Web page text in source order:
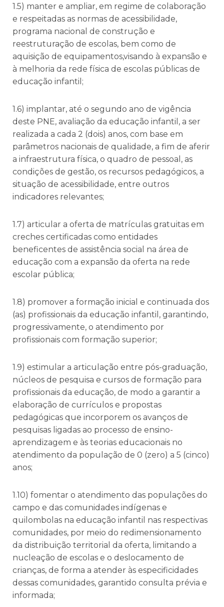
1.5) manter e ampliar, em regime de colaboração
e respeitadas as normas de acessibilidade,
programa nacional de construção e
reestruturação de escolas, bem como de
aquisição de equipamentos,visando à expansão e
à melhoria da rede física de escolas públicas de
educação infantil;
1.6) implantar, até o segundo ano de vigência
deste PNE, avaliação da educação infantil, a ser
realizada a cada 2 (dois) anos, com base em
parâmetros nacionais de qualidade, a fim de aferir
a infraestrutura física, o quadro de pessoal, as
condições de gestão, os recursos pedagógicos, a
situação de acessibilidade, entre outros
indicadores relevantes;
1.7) articular a oferta de matrículas gratuitas em
creches certificadas como entidades
beneficentes de assistência social na área de
educação com a expansão da oferta na rede
escolar pública;
1.8) promover a formação inicial e continuada dos
(as) profissionais da educação infantil, garantindo,
progressivamente, o atendimento por
profissionais com formação superior;
1.9) estimular a articulação entre pós-graduação,
núcleos de pesquisa e cursos de formação para
profissionais da educação, de modo a garantir a
elaboração de currículos e propostas
pedagógicas que incorporem os avanços de
pesquisas ligadas ao processo de ensino-
aprendizagem e às teorias educacionais no
atendimento da população de 0 (zero) a 5 (cinco)
anos;
1.10) fomentar o atendimento das populações do
campo e das comunidades indígenas e
quilombolas na educação infantil nas respectivas
comunidades, por meio do redimensionamento
da distribuição territorial da oferta, limitando a
nucleação de escolas e o deslocamento de
crianças, de forma a atender às especificidades
dessas comunidades, garantido consulta prévia e
informada;